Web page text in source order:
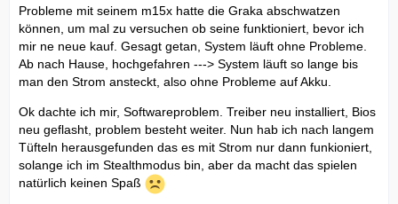
Probleme mit seinem m15x hatte die Graka abschwatzen
können, um mal zu versuchen ob seine funktioniert, bevor ich
mir ne neue kauf. Gesagt getan, System läuft ohne Probleme.
Ab nach Hause, hochgefahren ---> System läuft so lange bis
man den Strom ansteckt, also ohne Probleme auf Akku.
Ok dachte ich mir, Softwareproblem. Treiber neu installiert, Bios
neu geflasht, problem besteht weiter. Nun hab ich nach langem
Tüfteln herausgefunden das es mit Strom nur dann funkioniert,
solange ich im Stealthmodus bin, aber da macht das spielen
natürlich keinen Spaß